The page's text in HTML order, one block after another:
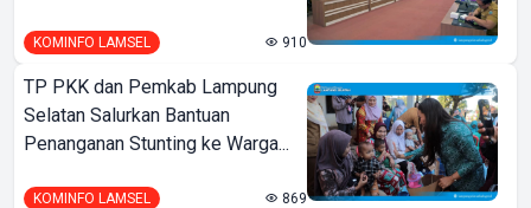
KOMINFO LAMSEL 910
TP PKK dan Pemkab Lampung
Selatan Salurkan Bantuan
Penanganan Stunting ke Warga...
KOMINFO LAMSEL 869